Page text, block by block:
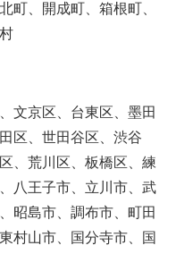
町、開成町、箱根町、
文京区、台東区、墨田
区、世田谷区、渋谷
、荒川区、板橋区、練
八王子市、立川市、武
昭島市、調布市、町田
村山市、国分寺市、国